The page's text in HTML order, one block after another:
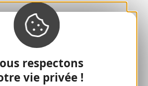
respectons
vie privée !
séjours